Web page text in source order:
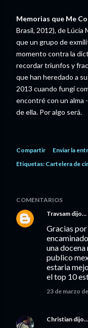
Memorias que Me
Brasil, 2012), de Lúcia
que un grupo de
momento contra la
recordar triunfos y
que han heredado a
2013 cuando fungí
encontré con un alma
de ella. Por algo será.
Compartir
Enviar la
Etiquetas: Cartelera de
COMENTARIOS
Travsam dijo…
Gracias
una
publico
estaria
el top 10
23 de marzo
Christian dijo…